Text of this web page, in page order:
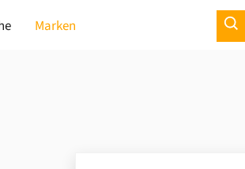
Marken